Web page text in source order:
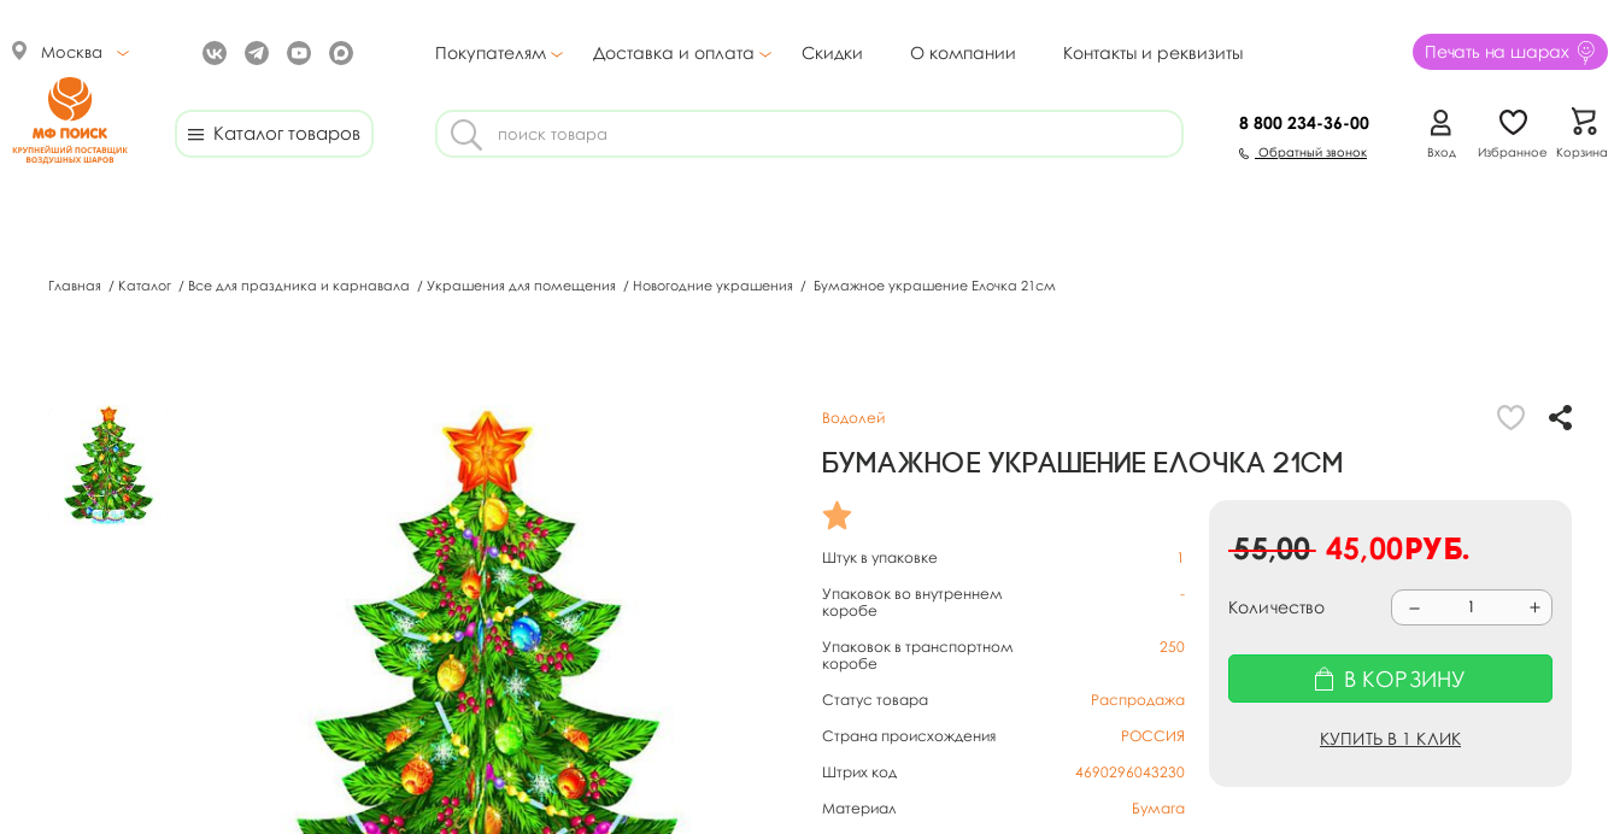
Москва Покупателям Доставка и оплата Скидки О компании Контакты и реквизиты Печать на шарах
Каталог товаров 8 800 234-36-00
Обратный звонок Вход Избранное Корзина
Главная / Каталог / Все для праздника и карнавала / Украшения для помещения / Новогодние украшения / Бумажное украшение Елочка 21см
Водолей
Бумажное украшение Елочка 21см
Штук в упаковке
1
Упаковок во внутреннем
коробе
-
Упаковок в транспортном
коробе
250
Статус товара
Распродажа
Страна происхождения
РОССИЯ
Штрих код
4690296043230
Материал
Бумага
55,00 45,00руб.
Количество
В КОРЗИНУ
КУПИТЬ В 1 КЛИК